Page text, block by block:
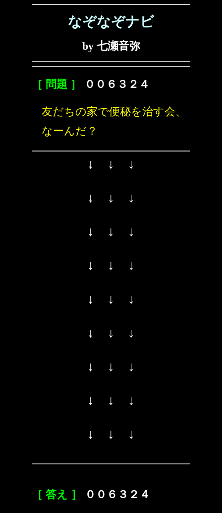
なぞなぞナビ
by 七瀬音弥
［ 問題 ］ ００６３２４
友だちの家で便秘を治す会、
なーんだ？
↓ ↓ ↓
↓ ↓ ↓
↓ ↓ ↓
↓ ↓ ↓
↓ ↓ ↓
↓ ↓ ↓
↓ ↓ ↓
↓ ↓ ↓
↓ ↓ ↓
［ 答え ］ ００６３２４